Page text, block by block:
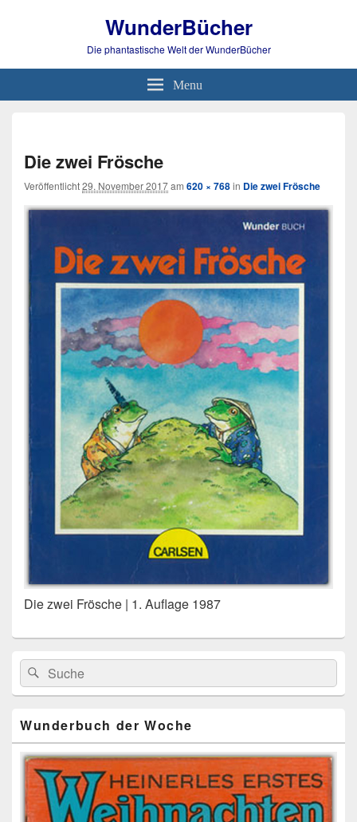
WunderBücher
Die phantastische Welt der WunderBücher
Menu
Die zwei Frösche
Veröffentlicht29. November 2017am 620 × 768in Die zwei Frösche
Die zwei Frösche | 1. Auflage 1987
Primärer
Seitenleisten
Widget-
Bereich
Search
for:
Suche
Wunderbuch der Woche